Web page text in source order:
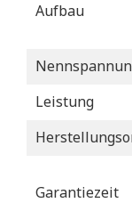
Aufbau
Leistung
Garantiezeit